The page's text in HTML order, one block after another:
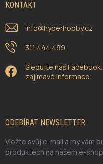
KONTAKT
info@hyperhobby.cz
311 444 499
Sledujte náš
zajímavé informace.
ODEBÍRAT NEWSLETTER
Vložte svůj e-mail a my vám
produktech na našem e-